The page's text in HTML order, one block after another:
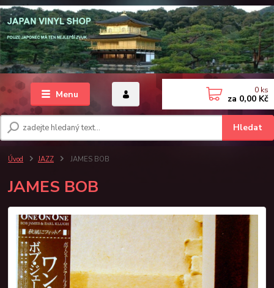
Menu
Hledat
0 ks
za 0,00 Kč
Úvod JAZZ JAMES BOB
JAMES BOB